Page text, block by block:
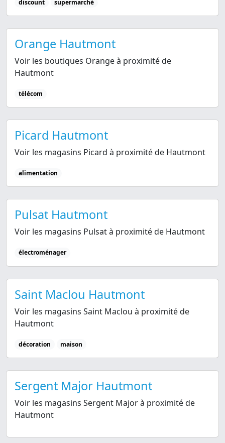
discount supermarché
Orange Hautmont
Voir les boutiques Orange à proximité de
Hautmont
télécom
Picard Hautmont
Voir les magasins Picard à proximité de Hautmont
alimentation
Pulsat Hautmont
Voir les magasins Pulsat à proximité de Hautmont
électroménager
Saint Maclou Hautmont
Voir les magasins Saint Maclou à proximité de
Hautmont
décoration maison
Sergent Major Hautmont
Voir les magasins Sergent Major à proximité de
Hautmont